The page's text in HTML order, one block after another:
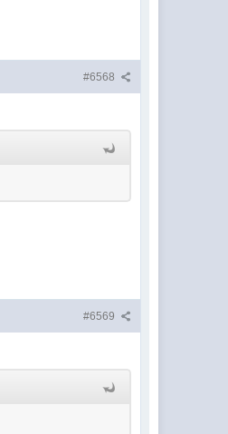
#6568
#6569